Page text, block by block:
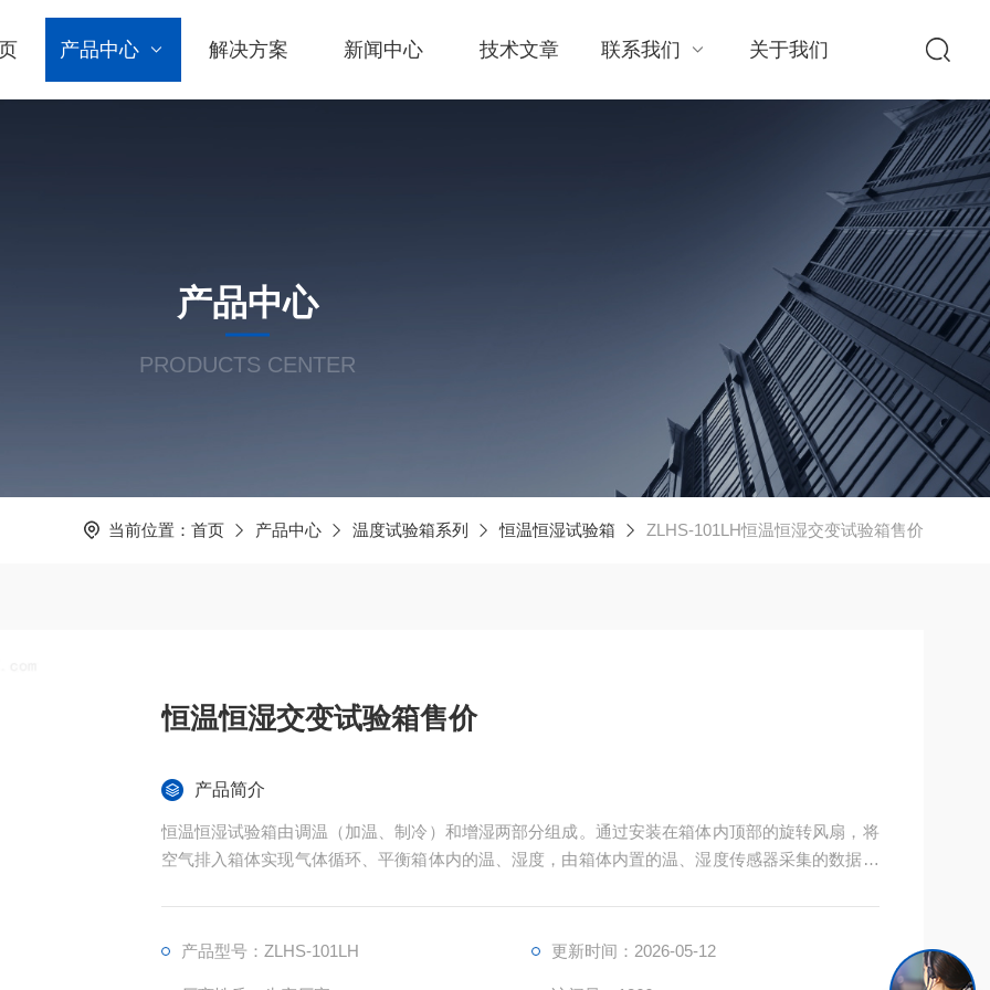
产品中心 解决方案 新闻中心 技术文章 联系我们 关于我们
产品中心
PRODUCTS CENTER
当前位置： 首页 产品中心 温度试验箱系列 恒温恒湿试验箱 ZLHS-101LH恒温恒湿交变试验箱售价
恒温恒湿交变试验箱售价
产品简介
恒温恒湿试验箱由调温（加温、制冷）和增湿两部分组成。通过安装在箱体内顶部的旋转风扇，将
空气排入箱体实现气体循环、平衡箱体内的温、湿度，由箱体内置的温、湿度传感器采集的数据，
产品型号：ZLHS-101LH
更新时间：2026-05-12